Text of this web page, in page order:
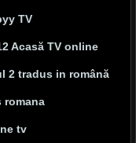
TV
Acasă TV online
2 tradus in română
romana
tv